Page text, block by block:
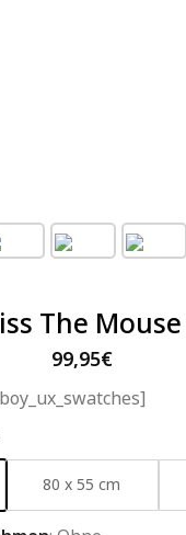
The Mouse
99,95€
80 x 55 cm